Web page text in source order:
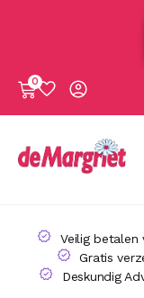
0
Veilig betalen
Gratis
Deskundig